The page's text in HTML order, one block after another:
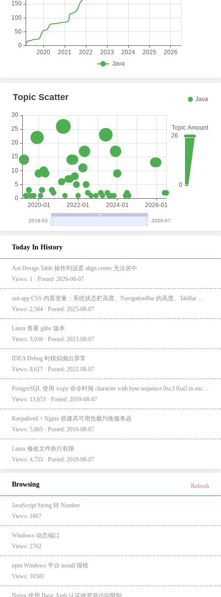
Today In History
Ant Design Table 操作列设置 align center 无法居中
Views: 1 · Posted: 2026-08-07
Views: 2,504 · Posted: 2025-08-07
Linux 查看 glibc 版本
Views: 3,036 · Posted: 2023-08-07
IDEA Debug 时模拟抛出异常
Views: 8,617 · Posted: 2022-08-07
Views: 13,653 · Posted: 2019-08-07
Keepalived + Nginx 搭建高可用负载均衡服务器
Views: 5,865 · Posted: 2019-08-07
Linux 修改文件执行权限
Views: 4,753 · Posted: 2019-08-07
Browsing Refresh
JavaScript String 转 Number
Views: 1867
Windows 动态端口
Views: 2762
npm Windows 平台 install 报错
Views: 10581
Nginx 使用 Basic Auth 认证做资源访问限制